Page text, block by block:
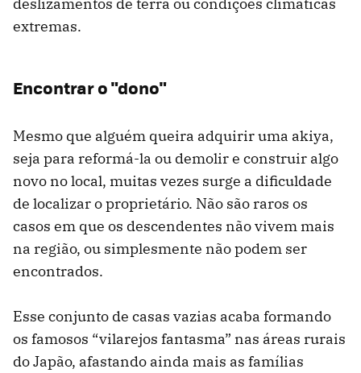
extremas.
Encontrar o "dono"
Mesmo que alguém queira adquirir uma akiya,
seja para reformá-la ou demolir e construir algo
novo no local, muitas vezes surge a dificuldade
de localizar o proprietário. Não são raros os
casos em que os descendentes não vivem mais
na região, ou simplesmente não podem ser
encontrados.
Esse conjunto de casas vazias acaba formando
os famosos “vilarejos fantasma” nas áreas rurais
do Japão, afastando ainda mais as famílias